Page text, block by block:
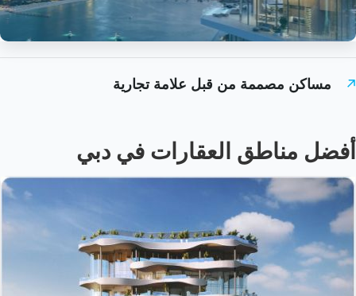
مساكن مصممة من قبل علامة تجارية
أفضل مناطق العقارات في دبي